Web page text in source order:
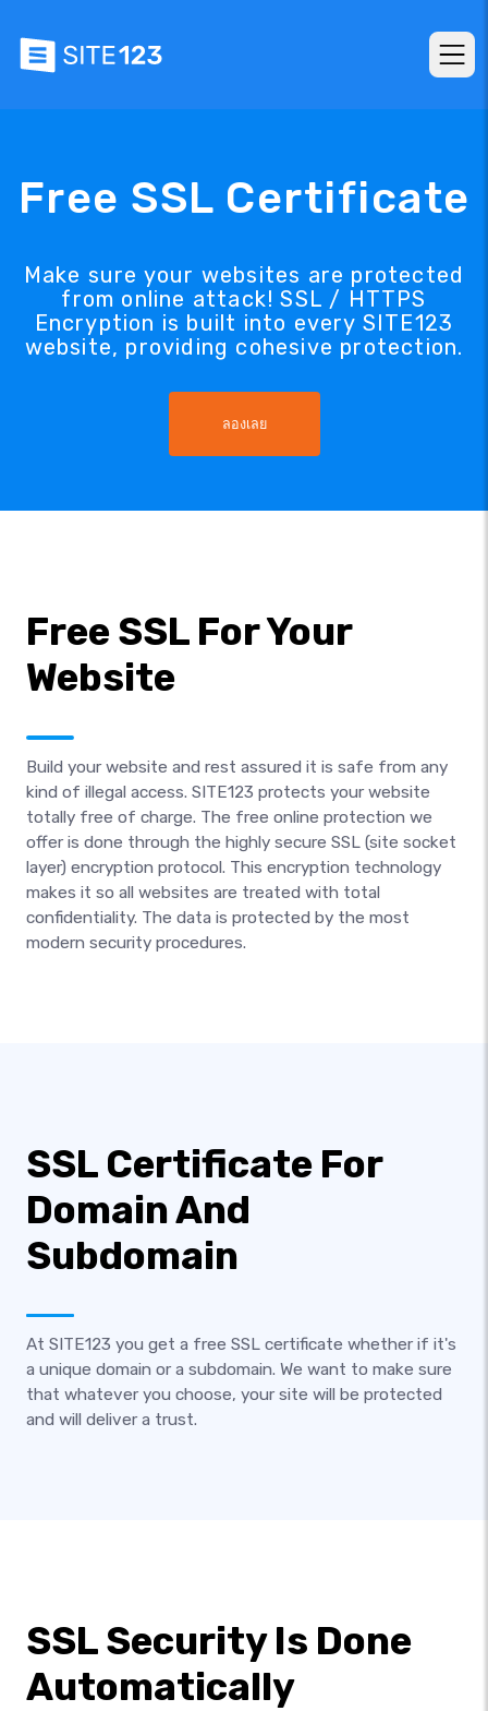
Free SSL Certificate
Make sure your websites are protected
from online attack! SSL / HTTPS
Encryption is built into every SITE123
website, providing cohesive protection.
ลองเลย
Free SSL For Your
Website
Build your website and rest assured it is safe from any
kind of illegal access. SITE123 protects your website
totally free of charge. The free online protection we
offer is done through the highly secure SSL (site socket
layer) encryption protocol. This encryption technology
makes it so all websites are treated with total
confidentiality. The data is protected by the most
modern security procedures.
SSL Certificate For
Domain And
Subdomain
At SITE123 you get a free SSL certificate whether if it's
a unique domain or a subdomain. We want to make sure
that whatever you choose, your site will be protected
and will deliver a trust.
SSL Security Is Done
Automatically